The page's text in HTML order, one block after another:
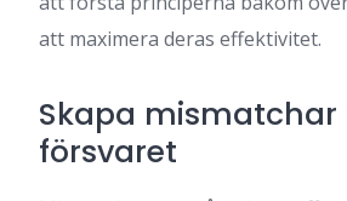
att maximera deras effektivitet.
Skapa
försvaret